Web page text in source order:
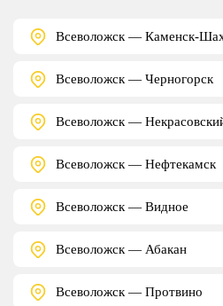
Всеволожск — Каменск-
Всеволожск — Черногорск
Всеволожск —
Всеволожск — Нефтекамск
Всеволожск — Видное
Всеволожск — Абакан
Всеволожск — Протвино